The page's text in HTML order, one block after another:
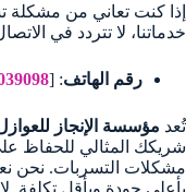
إذا كنت تعاني من مشكلة
خدماتنا، لا تتردد في
رقم الهاتف: [
تُعد مؤسسة الإنجاز
شريكك المثالي للحفاظ
مشكلات التسربات. نحن
بأعلى جودة وبأقل تكلفة.